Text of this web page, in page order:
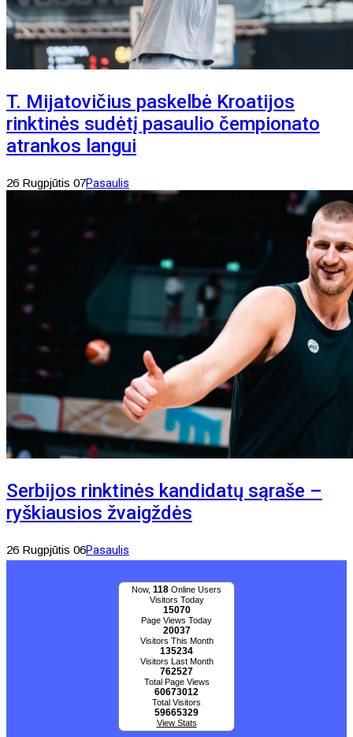
T. Mijatovičius paskelbė Kroatijos
rinktinės sudėtį pasaulio čempionato
atrankos langui
26 Rugpjūtis 07Pasaulis
Serbijos rinktinės kandidatų sąraše –
ryškiausios žvaigždės
26 Rugpjūtis 06Pasaulis
Now, 118 Online Users
Visitors Today
15070
Page Views Today
20037
Visitors This Month
135234
Visitors Last Month
762527
Total Page Views
60673012
Total Visitors
59665329
View Stats